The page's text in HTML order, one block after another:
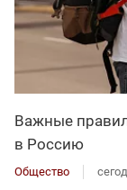
Важные
в Россию
Общество